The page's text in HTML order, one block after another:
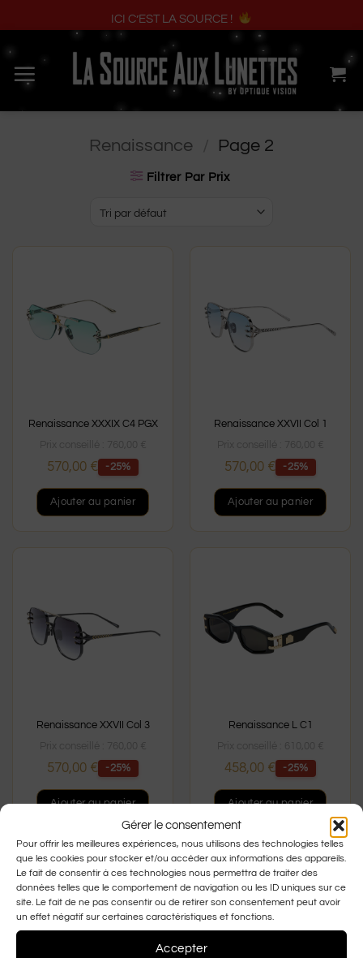
ICI C’EST LA SOURCE !
Gérer le consentement
Pour offrir les meilleures expériences, nous utilisons des technologies telles
que les cookies pour stocker et/ou accéder aux informations des appareils.
Le fait de consentir à ces technologies nous permettra de traiter des
données telles que le comportement de navigation ou les ID uniques sur ce
site. Le fait de ne pas consentir ou de retirer son consentement peut avoir
un effet négatif sur certaines caractéristiques et fonctions.
Accepter
contenu
Renaissance Page 2
Filtrer Par Prix
Renaissance XXXIX C4 PGX
570,00 € -25%
Ajouter au panier
Renaissance XXVII Col 1
570,00 € -25%
Ajouter au panier
Renaissance XXVII Col 3
570,00 € -25%
Ajouter au panier
Renaissance L C1
458,00 € -25%
Ajouter au panier